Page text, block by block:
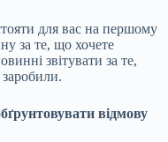
для вас на першому
за те, що хочете
звітувати за те,
відмову